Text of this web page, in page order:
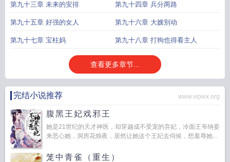
第九十三章 未来的安排 第九十四章 兵分两路
第九十五章 好强的女人 第九十六章 大嫂別动
第九十七章 宝柱妈 第九十八章 打狗也得看主人
查看更多章节...
完结小说推荐 www.vipwx.org
腹黑王妃戏邪王
她是21世纪的天才神医，却穿越成不受宠的弃妃，冷面王爷纳妾
来恶心她，洞房花烛夜，居然让她这个王妃去伺候，想羞辱她...
笼中青雀（重生）